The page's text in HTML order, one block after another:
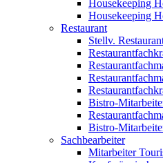
Housekeeping
Housekeeping
Restaurant
Stellv.
Bistro-
Bistro-
Sachbearbeiter
Mitarbeiter